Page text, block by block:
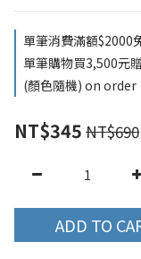
單筆消費滿額$2000
單筆購物買3,500元
(顏色隨機) on order
NT$345 NT$690
ADD TO